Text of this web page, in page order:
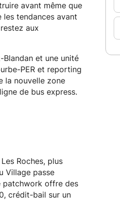
avant même que
les tendances avant
aux
et une unité
PER et reporting
la nouvelle zone
de bus express.
Roches, plus
Village passe
patchwork offre des
crédit-bail sur un